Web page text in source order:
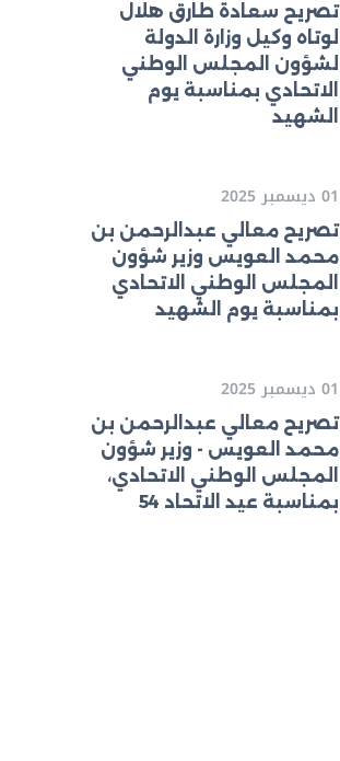
تصريح سعادة طارق هلال
لوتاه وكيل وزارة الدولة
لشؤون المجلس الوطني
الاتحادي بمناسبة يوم
الشهيد
01 ديسمبر 2025
تصريح معالي عبدالرحمن بن
محمد العويس وزير شؤون
المجلس الوطني الاتحادي
بمناسبة يوم الشهيد
01 ديسمبر 2025
تصريح معالي عبدالرحمن بن
محمد العويس - وزير شؤون
المجلس الوطني الاتحادي،
بمناسبة عيد الاتحاد 54